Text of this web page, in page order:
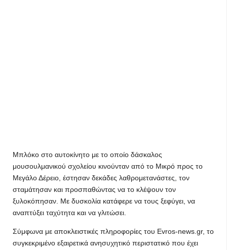
Μπλόκο στο αυτοκίνητο με το οποίο δάσκαλος
μουσουλμανικού σχολείου κινούνταν από το Μικρό προς το
Μεγάλο Δέρειο, έστησαν δεκάδες λαθρομετανάστες, τον
σταμάτησαν και προσπαθώντας να το κλέψουν τον
ξυλοκόπησαν. Με δυσκολία κατάφερε να τους ξεφύγει, να
αναπτύξει ταχύτητα και να γλιτώσει.
Σύμφωνα με αποκλειστικές πληροφορίες του Evros-news.gr, το
συγκεκριμένο εξαιρετικά ανησυχητικό περιστατικό που έχει